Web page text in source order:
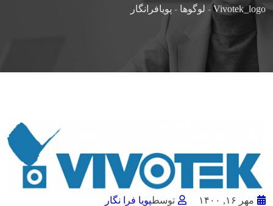
Vivotek_logo
- لوگوها - پویافرانگار
مهر ۱۶, ۱۴۰۰ توسطپویا فرا نگار